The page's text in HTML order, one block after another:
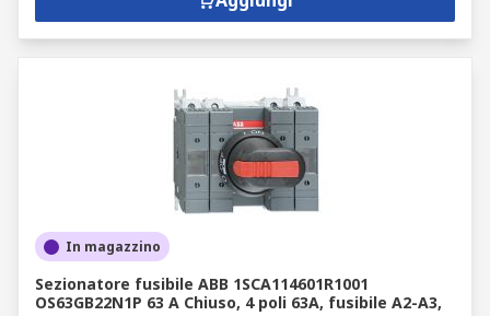
In magazzino
Sezionatore fusibile ABB 1SCA114601R1001
OS63GB22N1P 63 A Chiuso, 4 poli 63A, fusibile A2-A3,